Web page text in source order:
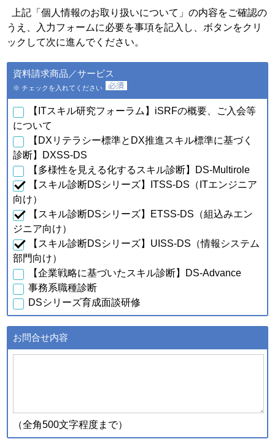
個人情報の種類
利用目的
ａ．会員のお申し込みに伴
い取得した個人情報
・会員特典の提供およびご連
品・サービスの提供・改良
・提供している商品・サービ
スに関連した情報やアンケー
ｂ．資料請求・問合せに伴
い取得した個人情報
・資料請求、お問合せに対す
・ご購入・ご登録いただいた
商品・サービスの配送・提
供・代金回収のため
品・サービスの提供・改良
や、新たなサービスを開発す
・提供している商品・サービ
トなどをお届けするため
・当フォーラム取扱商品の発
案内のため
用者が診断結果データを利用
として適時スキル診断システ
上記「個人情報のお取り扱いについて」の内容をご確認の
うえ、入力フォームに必要を事項を記入し、ボタンをクリ
ックして次に進んでください。
資料請求商品／サービス
※ チェックを入れてください
【ITスキル研究フォーラム】iSRFの概要、ご入会等
について
【DXリテラシー標準とDX推進スキル標準に基づく
診断】DXSS-DS
【多様性を見える化するスキル診断】DS-Multirole
【スキル診断DSシリーズ】ITSS-DS（ITエンジニア
向け）
【スキル診断DSシリーズ】ETSS-DS（組込みエン
ジニア向け）
【スキル診断DSシリーズ】UISS-DS（情報システム
部門向け）
【企業戦略に基づいたスキル診断】DS-Advance
事務系職種診断
DSシリーズ育成面談研修
お問合せ内容
（全角500文字程度まで）